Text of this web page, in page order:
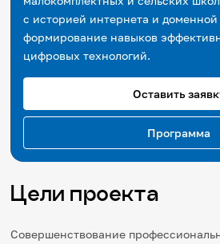
с историей интернета и доменной
формирование навыков
цифровых технологий.
Оставить
Программа
Цели проекта
Совершенствование